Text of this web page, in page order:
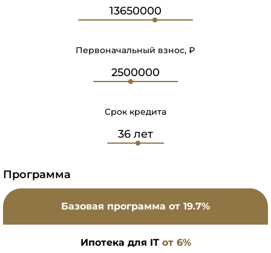
Первоначальный взнос, ₽
Срок кредита
Программа
Базовая программа от 19.7%
Ипотека для IT от 6%